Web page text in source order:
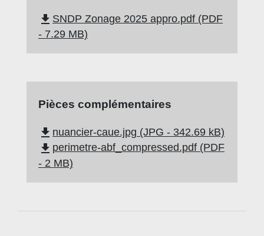
file_download SNDP Zonage 2025 appro.pdf (PDF
- 7.29 MB)
Pièces complémentaires
file_download nuancier-caue.jpg (JPG - 342.69 kB)
file_download perimetre-abf_compressed.pdf (PDF
- 2 MB)